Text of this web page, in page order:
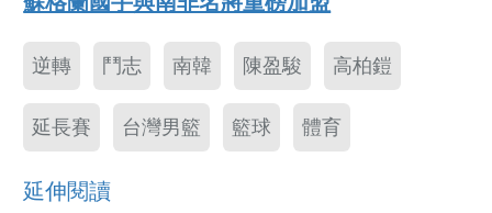
逆轉 鬥志 南韓 陳盈駿 高柏鎧
延長賽 台灣男籃 籃球 體育
延伸閱讀